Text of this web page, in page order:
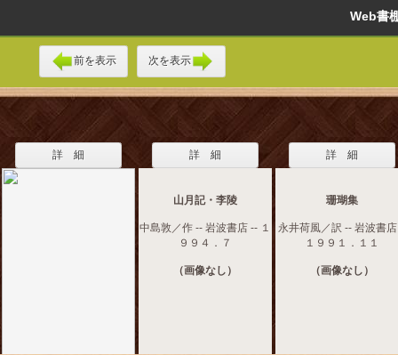
Web
前を表示 次を表示
詳 細 詳 細
山月記・李陵
中島敦／作 -- 岩波書店 -- １
９９４．７
（画像なし）
詳 細
珊瑚集
永井荷風／訳 -- 岩波書
１９９１．１１
（画像なし）